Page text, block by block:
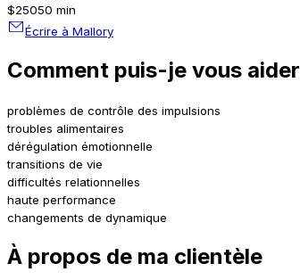
$25050 min
Écrire à Mallory
Comment puis-je vous aider
problèmes de contrôle des impulsions
troubles alimentaires
dérégulation émotionnelle
transitions de vie
difficultés relationnelles
haute performance
changements de dynamique
À propos de ma clientèle